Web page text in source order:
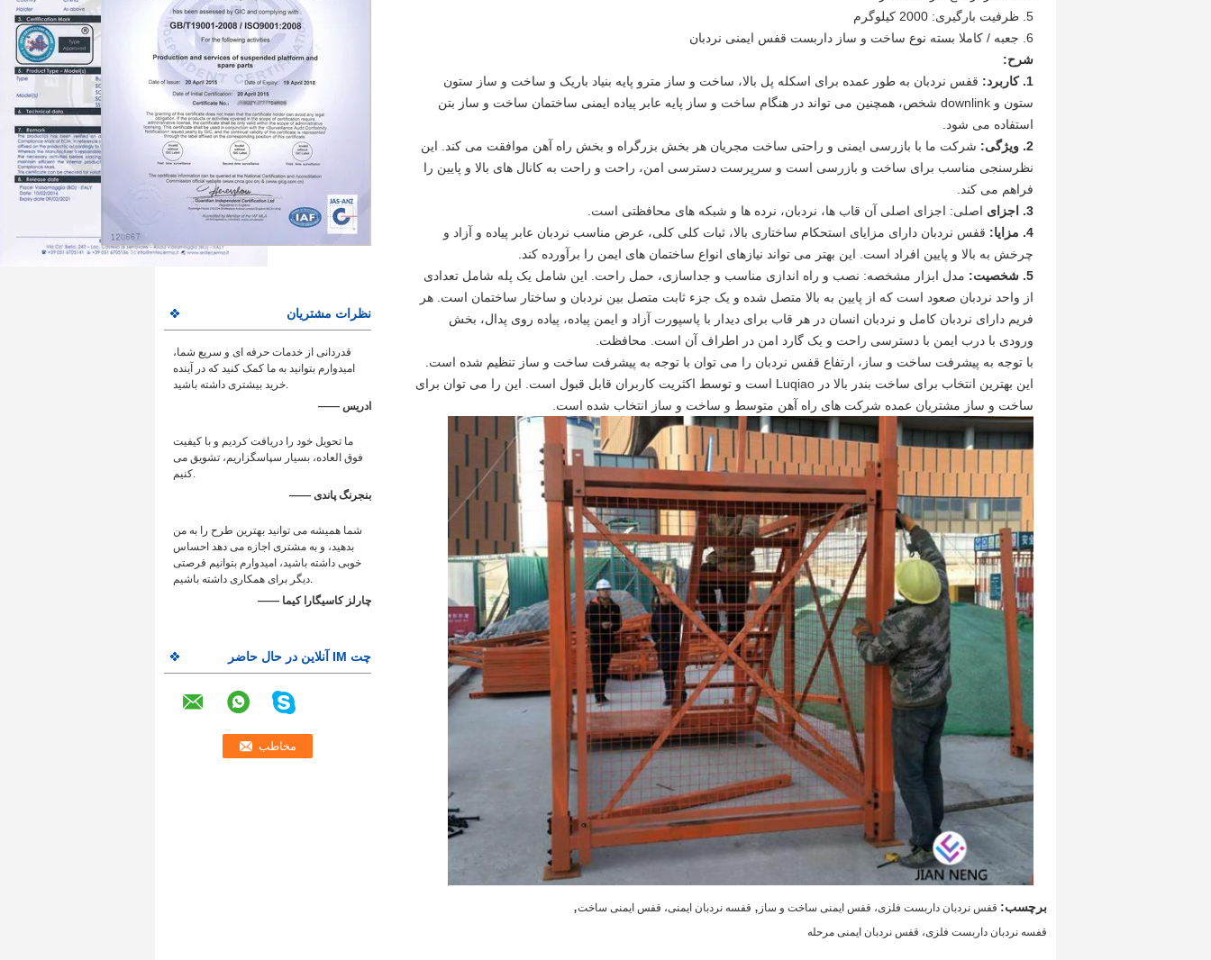
نظرات مشتریان
قدردانی از خدمات حرفه ای و سریع شما،
امیدوارم بتوانید به ما کمک کنید که در آینده
خرید بیشتری داشته باشید.
—— ادریس
ما تحویل خود را دریافت کردیم و با کیفیت
فوق العاده، بسیار سپاسگزاریم، تشویق می
کنیم.
—— بنجرنگ پاندی
شما همیشه می توانید بهترین طرح را به من
بدهید، و به مشتری اجازه می دهد احساس
خوبی داشته باشید، امیدوارم بتوانیم فرصتی
دیگر برای همکاری داشته باشیم.
—— چارلز كاسيگارا كيما
چت IM آنلاین در حال حاضر
5. ظرفیت بارگیری: 2000 کیلوگرم
6. جعبه / کاملا بسته نوع ساخت و ساز داربست قفس ایمنی نردبان
شرح:
1. کاربرد:
قفس نردبان به طور عمده برای اسکله پل بالا، ساخت و ساز مترو پایه بنیاد باریک و ساخت و ساز ستون
ستون و downlink شخص، همچنین می تواند در هنگام ساخت و ساز پایه عابر پیاده ایمنی ساختمان ساخت و ساز بتن
استفاده می شود.
2. ویژگی:
شرکت ما با بازرسی ایمنی و راحتی ساخت مجریان هر بخش بزرگراه و بخش راه آهن موافقت می کند.
این
نظرسنجی مناسب برای ساخت و بازرسی است و سرپرست دسترسی امن، راحت و راحت به کانال های بالا و پایین را
فراهم می کند.
3. اجزای
اصلی: اجزای اصلی آن قاب ها، نردبان، نرده ها و شبکه های محافظتی است.
4. مزایا:
قفس نردبان دارای مزایای استحکام ساختاری بالا، ثبات کلی کلی، عرض مناسب نردبان عابر پیاده و آزاد و
چرخش به بالا و پایین افراد است.
این بهتر می تواند نیازهای انواع ساختمان های ایمن را برآورده کند.
5. شخصیت:
مدل ابزار مشخصه: نصب و راه اندازی مناسب و جداسازی، حمل راحت.
این شامل یک پله شامل تعدادی
از واحد نردبان صعود است که از پایین به بالا متصل شده و یک جزء ثابت متصل بین نردبان و ساختار ساختمان است. هر
فریم دارای نردبان کامل و نردبان انسان در هر قاب برای دیدار با پاسپورت آزاد و ایمن پیاده، پیاده روی پدال، بخش
ورودی با درب ایمن با دسترسی راحت و یک گارد امن در اطراف آن است.
محافظت.
با توجه به پیشرفت ساخت و ساز، ارتفاع قفس نردبان را می توان با توجه به پیشرفت ساخت و ساز تنظیم شده است.
این بهترین انتخاب برای ساخت بندر بالا در Luqiao است و توسط اکثریت کاربران قابل قبول است.
این را می توان برای
ساخت و ساز مشتریان عمده شرکت های راه آهن متوسط ​​و ساخت و ساز انتخاب شده است.
برچسب: قفس نردبان داربست فلزی، قفس ایمنی ساخت و ساز , قفسه نردبان ایمنی، قفس ایمنی ساخت,
قفسه نردبان داربست فلزی، قفس نردبان ایمنی مرحله